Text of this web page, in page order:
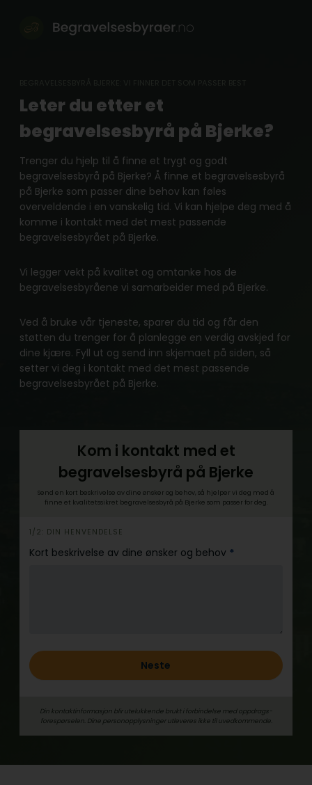
Leter du etter et
begravelsesbyrå på Bjerke?
Trenger du hjelp til å finne et trygt og godt
begravelsesbyrå på Bjerke? Å finne et begravelsesbyrå
på Bjerke som passer dine behov kan føles
overveldende i en vanskelig tid. Vi kan hjelpe deg med å
komme i kontakt med det mest passende
begravelsesbyrået på Bjerke.
Vi legger vekt på kvalitet og omtanke hos de
begravelsesbyråene vi samarbeider med på Bjerke.
Ved å bruke vår tjeneste, sparer du tid og får den
støtten du trenger for å planlegge en verdig avskjed for
dine kjære. Fyll ut og send inn skjemaet på siden, så
setter vi deg i kontakt med det mest passende
begravelsesbyrået på Bjerke.
Kom i kontakt med et
begravelsesbyrå på Bjerke
Send en kort beskrivelse av dine ønsker og behov, så hjelper vi deg med å
finne et kvalitetssikret begravelsesbyrå på Bjerke som passer for deg.
h
e
1/2: DIN HENVENDELSE
Kort beskrivelse av dine ønsker og behov *
Neste
Din kontaktinformasjon blir utelukkende brukt i forbindelse med oppdrags­
forespørselen. Dine person­­opplysninger utleveres ikke til uvedkommende.